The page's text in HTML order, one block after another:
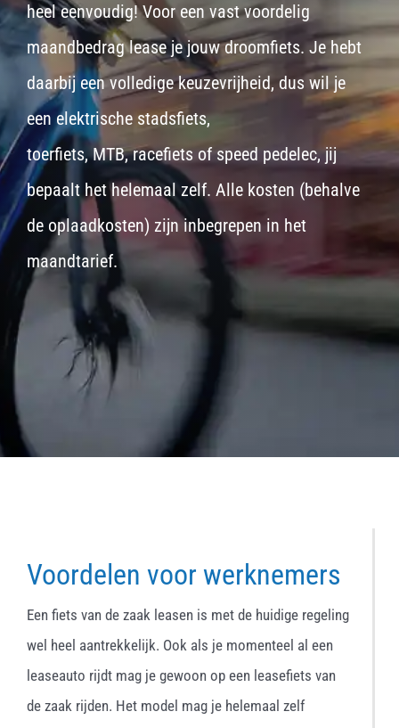
heel eenvoudig! Voor een vast voordelig
maandbedrag lease je jouw droomfiets. Je hebt
daarbij een volledige keuzevrijheid, dus wil je
eenelektrische stadsfiets,
toerfiets,MTB,racefietsof speed pedelec, jij
bepaalt het helemaal zelf. Alle kosten (behalve
de oplaadkosten) zijn inbegrepen in het
maandtarief.
Voordelen voor werknemers
Een fiets van de zaak leasen is met de huidige regeling
wel heel aantrekkelijk. Ook als je momenteel al een
leaseauto rijdt mag je gewoon op een leasefiets van
de zaak rijden. Het model mag je helemaal zelf